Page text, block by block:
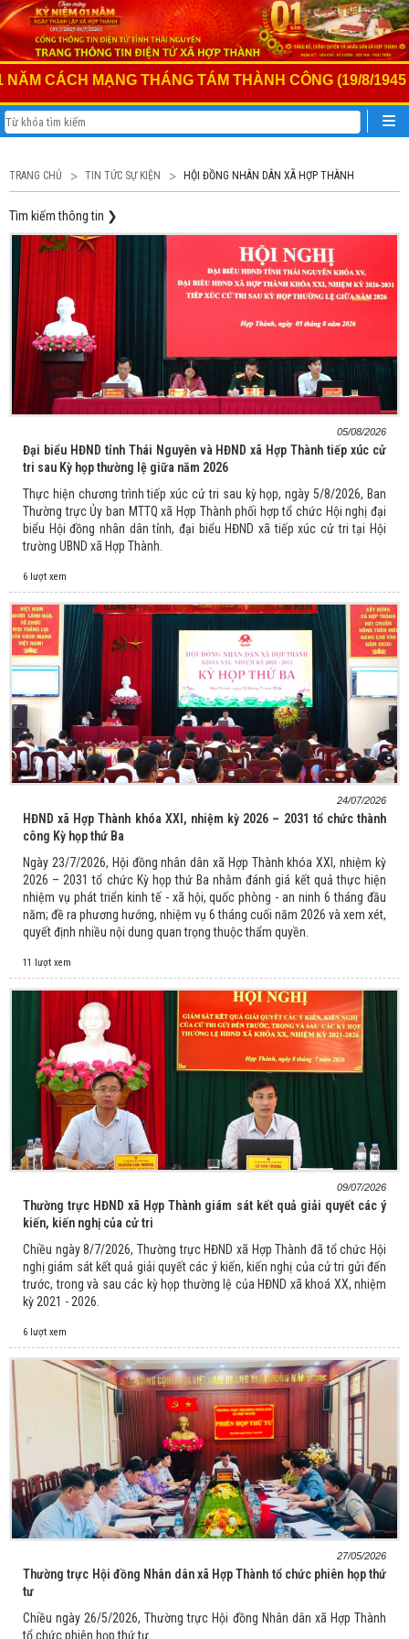
MẠNG THÁNG TÁM THÀNH CÔNG (19/8/1945 - 19/
TRANG CHỦ TIN TỨC SỰ KIỆN HỘI ĐỒNG NHÂN DÂN XÃ HỢP THÀNH
Tìm kiếm thông tin ❯
05/08/2026
Đại biểu HĐND tỉnh Thái Nguyên và HĐND xã Hợp Thành tiếp xúc cử
tri sau Kỳ họp thường lệ giữa năm 2026
Thực hiện chương trình tiếp xúc cử tri sau kỳ họp, ngày 5/8/2026, Ban
Thường trực Ủy ban MTTQ xã Hợp Thành phối hợp tổ chức Hội nghị đại
biểu Hội đồng nhân dân tỉnh, đại biểu HĐND xã tiếp xúc cử tri tại Hội
trường UBND xã Hợp Thành.
6 lượt xem
24/07/2026
HĐND xã Hợp Thành khóa XXI, nhiệm kỳ 2026 – 2031 tổ chức thành
công Kỳ họp thứ Ba
Ngày 23/7/2026, Hội đồng nhân dân xã Hợp Thành khóa XXI, nhiệm kỳ
2026 – 2031 tổ chức Kỳ họp thứ Ba nhằm đánh giá kết quả thực hiện
nhiệm vụ phát triển kinh tế - xã hội, quốc phòng - an ninh 6 tháng đầu
năm; đề ra phương hướng, nhiệm vụ 6 tháng cuối năm 2026 và xem xét,
quyết định nhiều nội dung quan trọng thuộc thẩm quyền.
11 lượt xem
09/07/2026
Thường trực HĐND xã Hợp Thành giám sát kết quả giải quyết các ý
kiến, kiến nghị của cử tri
Chiều ngày 8/7/2026, Thường trực HĐND xã Hợp Thành đã tổ chức Hội
nghị giám sát kết quả giải quyết các ý kiến, kiến nghị của cử tri gửi đến
trước, trong và sau các kỳ họp thường lệ của HĐND xã khoá XX, nhiệm
kỳ 2021 - 2026.
6 lượt xem
27/05/2026
Thường trực Hội đồng Nhân dân xã Hợp Thành tổ chức phiên họp thứ
tư
Chiều ngày 26/5/2026, Thường trực Hội đồng Nhân dân xã Hợp Thành
tổ chức phiên họp thứ tư.